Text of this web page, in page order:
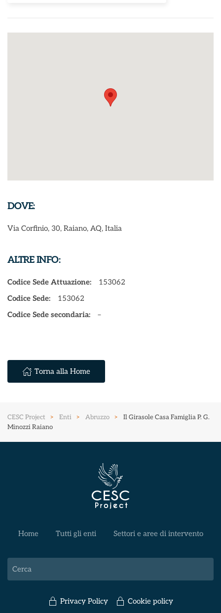
DOVE:
Via Corfinio, 30, Raiano, AQ, Italia
ALTRE INFO:
Codice Sede Attuazione:
153062
Codice Sede:
153062
Codice Sede secondaria:
–
Torna alla Home
CESC Project Enti Abruzzo
Il Girasole Casa Famiglia P. G.
Minozzi Raiano
Home Tutti gli enti Settori e aree di intervento
Privacy Policy Cookie policy